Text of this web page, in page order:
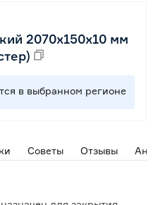
2070х150х10 мм
в выбранном регионе
Советы Отзывы